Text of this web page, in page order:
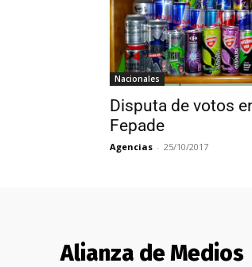
Nacionales
Disputa de votos
Fepade
Agencias - 25/10/2017
Alianza de Medios